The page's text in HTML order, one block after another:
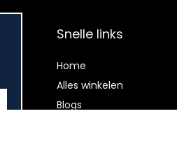
Snelle links
Home
Alles winkelen
Blogs